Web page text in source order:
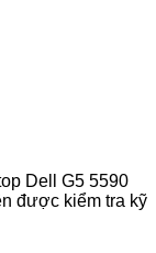
Dell G5 5590
được kiểm tra kỹ